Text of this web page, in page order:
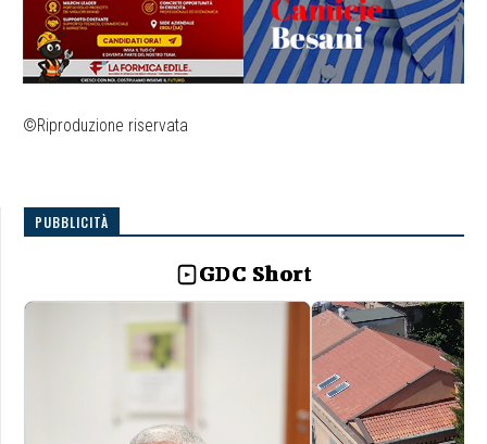
©Riproduzione riservata
PUBBLICITÀ
GDC Short